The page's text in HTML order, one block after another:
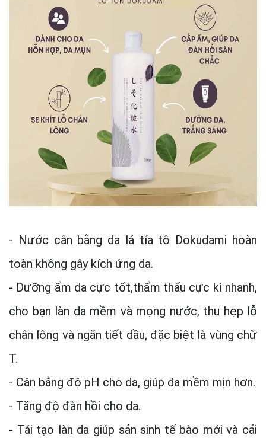
- Nước cân bằng da lá tía tô Dokudami hoàn
toàn không gây kích ứng da.
- Dưỡng ẩm da cực tốt,thẩm thấu cực kì nhanh,
cho bạn làn da mềm và mọng nước, thu hẹp lỗ
chân lông và ngăn tiết dầu, đặc biệt là vùng chữ
T.
- Cân bằng độ pH cho da, giúp da mềm mịn hơn.
- Tăng độ đàn hồi cho da.
- Tái tạo làn da giúp sản sinh tế bào mới và cải